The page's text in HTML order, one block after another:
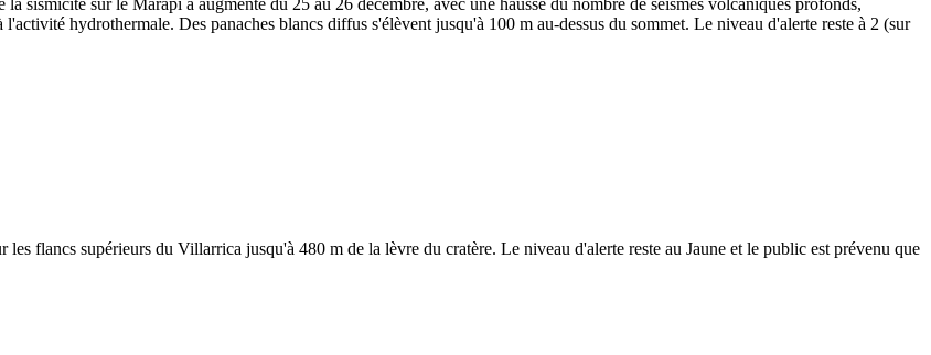
sismicité sur le Marapi a augmenté du 25 au 26 décembre, avec une hausse du nombre de séismes volcaniques profonds,
hydrothermale. Des panaches blancs diffus s'élèvent jusqu'à 100 m au-dessus du sommet. Le niveau d'alerte reste à 2 (sur
flancs supérieurs du Villarrica jusqu'à 480 m de la lèvre du cratère. Le niveau d'alerte reste au Jaune et le public est prévenu que